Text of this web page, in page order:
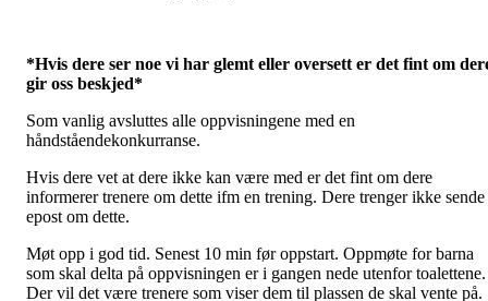
*Hvis dere ser noe vi har glemt eller oversett er det fint om
gir oss beskjed*
Som vanlig avsluttes alle oppvisningene med en
håndståendekonkurranse.
Hvis dere vet at dere ikke kan være med er det fint om dere
informerer trenere om dette ifm en trening. Dere trenger ikke sende
epost om dette.
Møt opp i god tid. Senest 10 min før oppstart. Oppmøte for barna
som skal delta på oppvisningen er i gangen nede utenfor toalettene.
Der vil det være trenere som viser dem til plassen de skal vente på.